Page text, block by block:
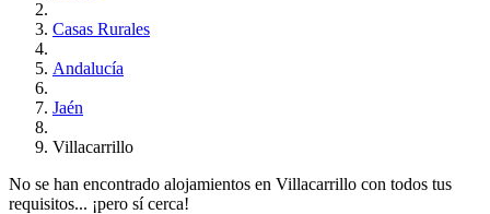
Casas Rurales
Andalucía
Jaén
Villacarrillo
No se han encontrado alojamientos en Villacarrillo con todos tus
requisitos... ¡pero sí cerca!